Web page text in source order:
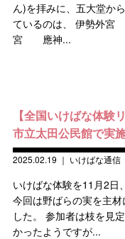
ん)を拝みに、五大堂か
ているのは、 伊勢外
宮 應神...
【全国いけばな体
市立太田公民館で実
2025.02.19 ｜ いけばな通信
いけばな体験を11月2日
今回は野ばらの実を主
した。 参加者は枝を見
かったようですが...